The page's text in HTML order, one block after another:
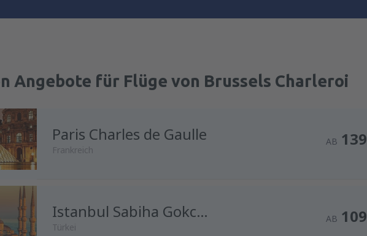
Angebote für Flüge von Brussels Charleroi
Paris Charles de Gaulle
Frankreich
AB 139
Istanbul Sabiha Gokcen
Türkei
AB 109